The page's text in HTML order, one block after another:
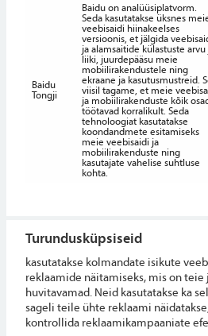
Baidu
Tongji
Baidu on analüüsiplatvorm.
Seda kasutatakse üksnes
veebisaidi hiinakeelses
versioonis, et jälgida
ja alamsaitide külastuste arvu
liiki, juurdepääsu meie
mobiilirakendustele ning
ekraane ja kasutusmustreid.
viisil tagame, et meie
ja mobiilirakenduste kõik
töötavad korralikult. Seda
tehnoloogiat kasutatakse
koondandmete esitamiseks
meie veebisaidi ja
mobiilirakenduste ning
kasutajate vahelise suhtluse
kohta.
Turundusküpsiseid
kasutatakse kolmandate isikute
reklaamide näitamiseks, mis on teie
huvitavamad. Neid kasutatakse ka
sageli teile ühte reklaami
kontrollida reklaamikampaaniate